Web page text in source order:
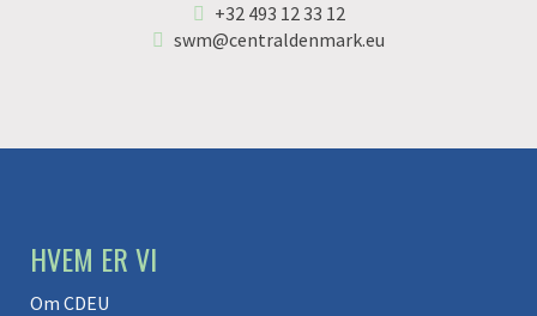
+32 493 12 33 12
swm@centraldenmark.eu
HVEM ER VI
Om CDEU